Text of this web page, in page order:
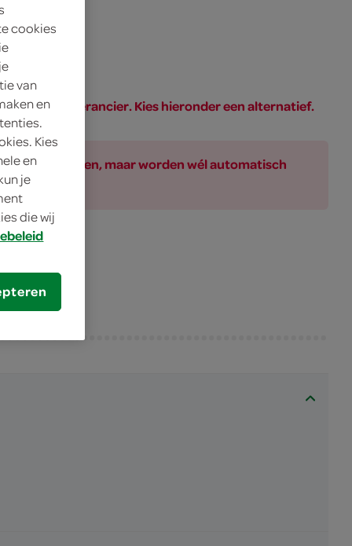
of de leverancier. Kies hieronder een alternatief.
de producten, maar worden wél automatisch
cookies
van
en
Kies
en
je
die wij